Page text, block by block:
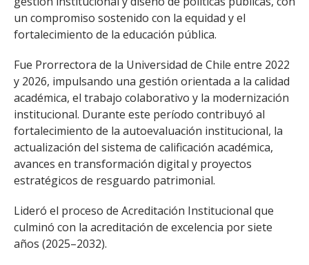
un compromiso sostenido con la equidad y el
fortalecimiento de la educación pública.
Fue Prorrectora de la Universidad de Chile entre 2022
y 2026, impulsando una gestión orientada a la calidad
académica, el trabajo colaborativo y la modernización
institucional. Durante este período contribuyó al
fortalecimiento de la autoevaluación institucional, la
actualización del sistema de calificación académica,
avances en transformación digital y proyectos
estratégicos de resguardo patrimonial.
Lideró el proceso de Acreditación Institucional que
culminó con la acreditación de excelencia por siete
años (2025–2032).